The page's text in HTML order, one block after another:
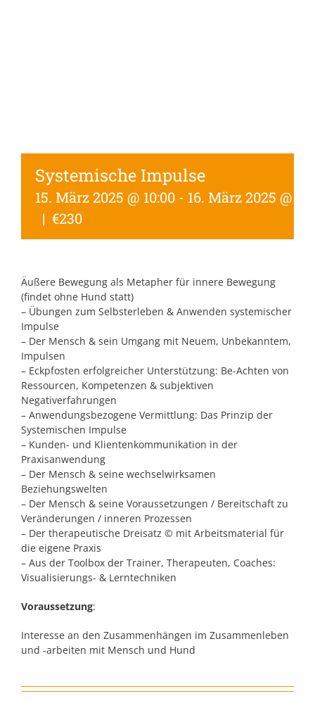
Systemische Impulse
15. März 2025 @ 10:00 - 16. März 2025 @
| €230
Äußere Bewegung als Metapher für innere Bewegung
(findet ohne Hund statt)
– Übungen zum Selbsterleben & Anwenden systemischer
Impulse
– Der Mensch & sein Umgang mit Neuem, Unbekanntem,
Impulsen
– Eckpfosten erfolgreicher Unterstützung: Be-Achten von
Ressourcen, Kompetenzen & subjektiven
Negativerfahrungen
– Anwendungsbezogene Vermittlung: Das Prinzip der
Systemischen Impulse
– Kunden- und Klientenkommunikation in der
Praxisanwendung
– Der Mensch & seine wechselwirksamen
Beziehungswelten
– Der Mensch & seine Voraussetzungen / Bereitschaft zu
Veränderungen / inneren Prozessen
– Der therapeutische Dreisatz © mit Arbeitsmaterial für
die eigene Praxis
– Aus der Toolbox der Trainer, Therapeuten, Coaches:
Visualisierungs- & Lerntechniken
Voraussetzung:
Interesse an den Zusammenhängen im Zusammenleben
und -arbeiten mit Mensch und Hund